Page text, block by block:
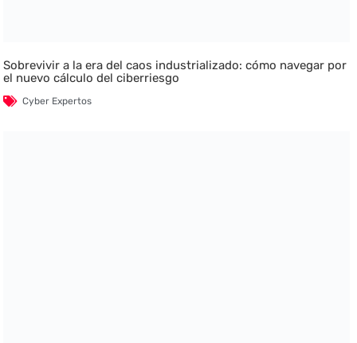
Sobrevivir a la era del caos industrializado: cómo navegar por
el nuevo cálculo del ciberriesgo
Cyber Expertos